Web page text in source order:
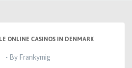
ONLINE CASINOS IN DENMARK
- By Frankymig